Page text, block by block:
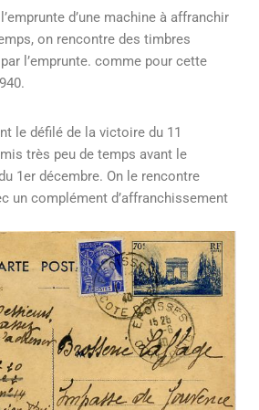
d’une machine à affranchir
on rencontre des timbres
l’emprunte. comme pour cette
le défilé de la victoire du 11
très peu de temps avant le
1er décembre. On le rencontre
un complément d’affranchissement